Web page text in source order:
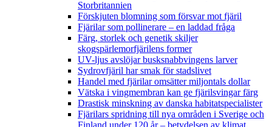
Storbritannien
Förskjuten blomning som försvar mot fjäril
Fjärilar som pollinerare – en laddad fråga
Färg, storlek och genetik skiljer
skogspärlemorfjärilens former
UV-ljus avslöjar busksnabbvingens larver
Sydrovfjäril har smak för stadslivet
Handel med fjärilar omsätter miljontals dollar
Vätska i vingmembran kan ge fjärilsvingar färg
Drastisk minskning av danska habitatspecialister
Fjärilars spridning till nya områden i Sverige och
Finland under 120 år– betydelsen av klimat,